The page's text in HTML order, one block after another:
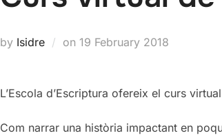
by Isidre on Posted
19 February 2018
L’Escola d’Escriptura ofereix el curs
Com narrar una història impactant en